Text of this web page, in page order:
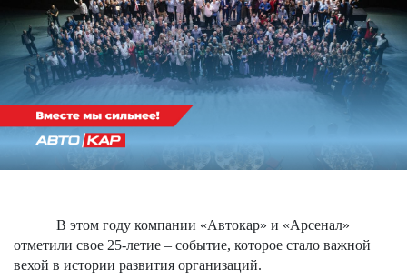
В этом году компании «Автокар» и «Арсенал»
отметили свое 25-летие – событие, которое стало важной
вехой в истории развития организаций.